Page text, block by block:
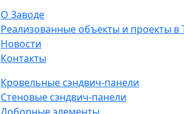
О Заводе
Реализованные объекты и проекты в
Новости
Контакты
Кровельные сэндвич-панели
Стеновые сэндвич-панели